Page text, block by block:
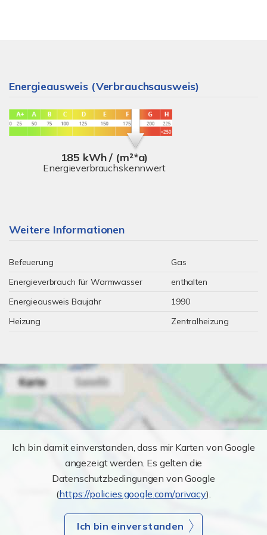
Energieausweis (Verbrauchsausweis)
185 kWh / (m²*a)
Energieverbrauchskennwert
Weitere Informationen
Befeuerung
Gas
Energieverbrauch für Warmwasser
enthalten
Energieausweis Baujahr
1990
Heizung
Zentralheizung
Ich bin damit einverstanden, dass mir Karten von Google
angezeigt werden. Es gelten die
Datenschutzbedingungen von Google
(https://policies.google.com/privacy).
Ich bin einverstanden